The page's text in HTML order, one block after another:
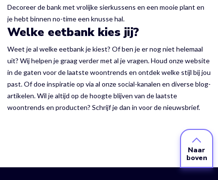
Decoreer de bank met vrolijke sierkussens en een mooie plant en
je hebt binnen no-time een knusse hal.
Welke eetbank kies jij?
Weet je al welke eetbank je kiest? Of ben je er nog niet helemaal
uit? Wij helpen je graag verder met al je vragen. Houd onze website
in de gaten voor de laatste woontrends en ontdek welke stijl bij jou
past. Of doe inspiratie op via al onze social-kanalen en diverse blog-
artikelen. Wil je altijd op de hoogte blijven van de laatste
woontrends en producten? Schrijf je dan in voor de nieuwsbrief.
Naar
boven